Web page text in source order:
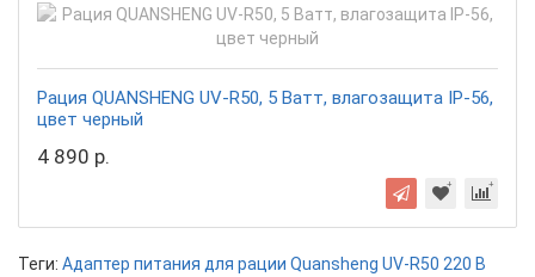
Рация QUANSHENG UV-R50, 5 Ватт, влагозащита IP-56,
цвет черный
4 890 р.
Теги: Адаптер питания для рации Quansheng UV-R50 220 В